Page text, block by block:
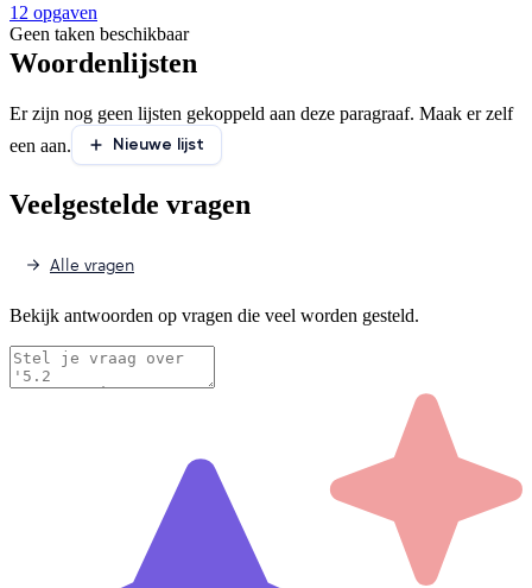
12 opgaven
Geen taken beschikbaar
Woordenlijsten
Er zijn nog geen lijsten gekoppeld aan deze paragraaf. Maak er zelf
een aan.
Nieuwe lijst
Veelgestelde vragen
Alle vragen
Bekijk antwoorden op vragen die veel worden gesteld.